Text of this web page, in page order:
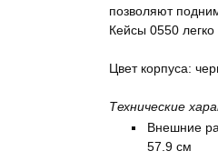
позволяют
Кейсы 0550 легко
Цвет корпуса:
Технические
Внешние
57.9 см